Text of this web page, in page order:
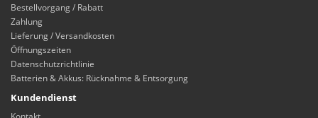
Bestellvorgang / Rabatt
Zahlung
Lieferung / Versandkosten
Öffnungszeiten
Datenschutzrichtlinie
Batterien & Akkus: Rücknahme & Entsorgung
Kundendienst